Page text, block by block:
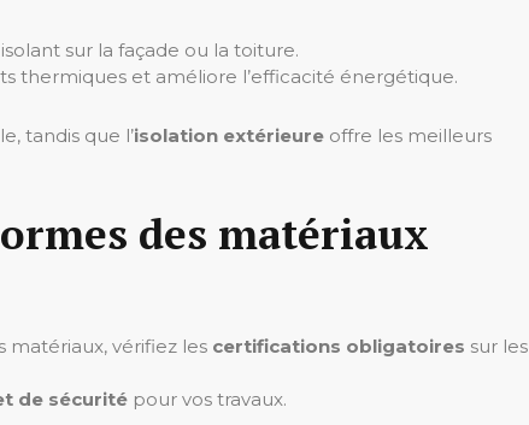
isolant sur la façade ou la toiture.
thermiques et améliore l’efficacité énergétique.
tandis que l’isolation extérieure offre les meilleurs
des matériaux
matériaux, vérifiez les certifications obligatoires sur les
de sécurité pour vos travaux.